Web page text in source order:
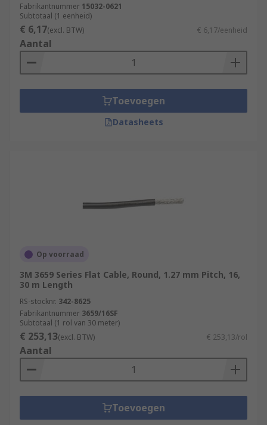
Fabrikantnummer 15032-0621
Subtotaal (1 eenheid)
€ 6,17(excl. BTW) € 6,17/eenheid
Aantal
Toevoegen
Datasheets
Op voorraad
3M 3659 Series Flat Cable, Round, 1.27 mm Pitch, 16,
30 m Length
RS-stocknr. 342-8625
Fabrikantnummer 3659/16SF
Subtotaal (1 rol van 30 meter)
€ 253,13(excl. BTW) € 253,13/rol
Aantal
Toevoegen